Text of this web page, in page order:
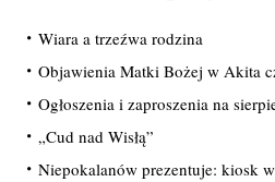
Wiara a trzeźwa rodzina
Objawienia Matki Bożej w Akita
Ogłoszenia i zaproszenia na
„Cud nad Wisłą”
Niepokalanów prezentuje: kiosk